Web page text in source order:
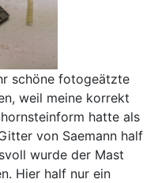
schöne fotogeätzte
weil meine korrekt
hatte als
von Saemann half
wurde der Mast
Hier half nur ein